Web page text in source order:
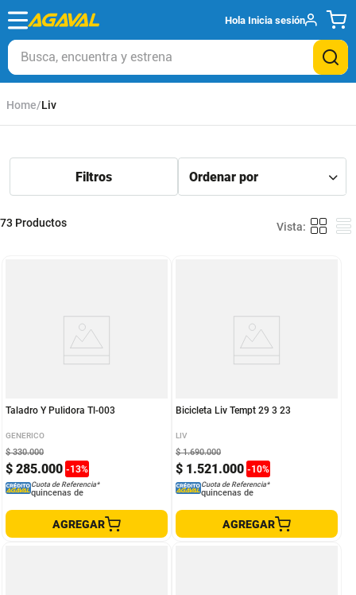
Hola Inicia sesión
Busca, encuentra y estrena
Liv
73 Productos
Taladro Y Pulidora Tl-003
GENERICO
$ 285.000 -13%
$ 330.000
Cuota de Referencia*
quincenas de
AGREGAR
Bicicleta Liv Tempt 29 3 23
LIV
$ 1.521.000 -10%
$ 1.690.000
Cuota de Referencia*
quincenas de
AGREGAR